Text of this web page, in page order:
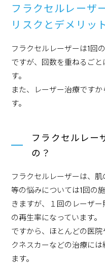
フラクセルレーザ
リスクとデメリッ
フラクセルレーザーは1回
ですが、回数を重ねるご
す。
また、レーザー治療です
す。
フラクセルレー
の？
フラクセルレーザーは、
等の悩みについては1回の
きますが、１回のレーザ
の再生率になっています。
ですから、ほとんどの医
クネスカーなどの治療に
ます。